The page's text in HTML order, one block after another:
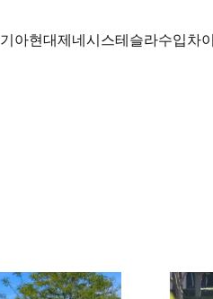
기아현대제네시스테슬라수입차